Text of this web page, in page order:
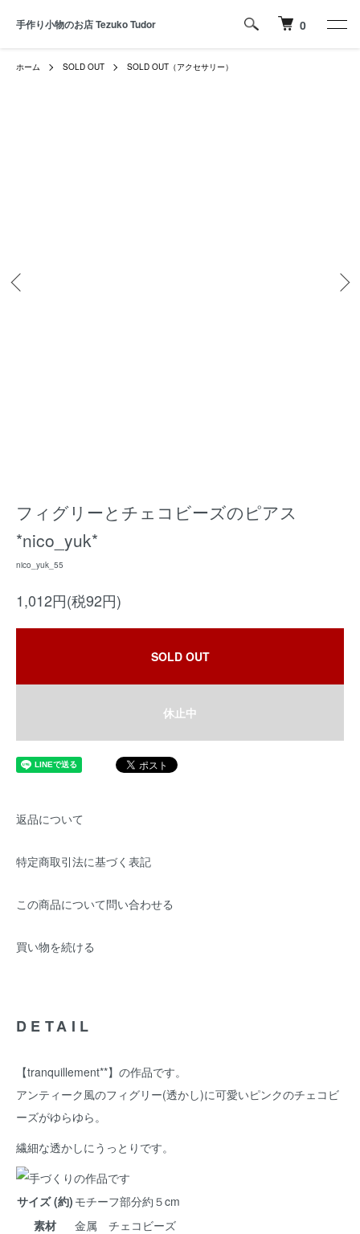
手作り小物のお店 Tezuko Tudor 0
ホーム SOLD OUT SOLD OUT（アクセサリー）
フィグリーとチェコビーズのピアス
*nico_yuk*
nico_yuk_55
1,012円(税92円)
SOLD OUT
休止中
返品について
特定商取引法に基づく表記
この商品について問い合わせる
買い物を続ける
DETAIL
【tranquillement**】の作品です。
アンティーク風のフィグリー(透かし)に可愛いピンクのチェコビ
ーズがゆらゆら。
繊細な透かしにうっとりです。
サイズ (約) モチーフ部分約５cm
素材
金属 チェコビーズ